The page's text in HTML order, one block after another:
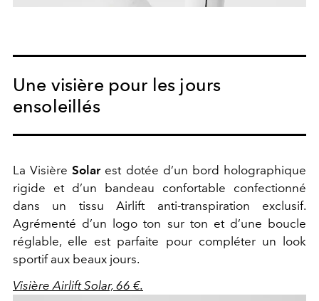
Une visière pour les jours
ensoleillés
La VisièreSolarest dotée d’un bord holographique
rigide et d’un bandeau confortable confectionné
dans un tissu Airlift anti-transpiration exclusif.
Agrémenté d’un logo ton sur ton et d’une boucle
réglable, elle est parfaite pour compléter un look
sportif aux beaux jours.
Visière Airlift Solar, 66 €.